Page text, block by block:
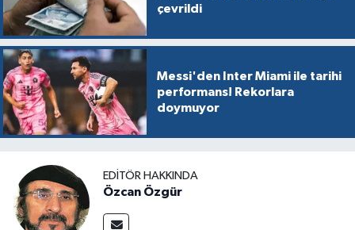
çevrildi
Messi'den Inter Miami ile tarihi
performans! Rekorlara
doymuyor
EDITÖR HAKKINDA
Özcan Özgür